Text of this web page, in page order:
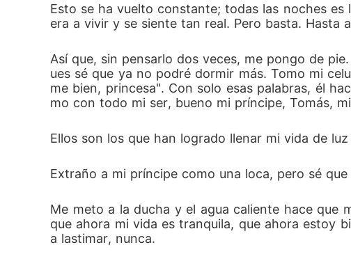
Esto se ha vuelto constante; todas las noches
era a vivir y se siente tan real. Pero basta. Hasta
Así que, sin pensarlo dos veces, me pongo de
ues sé que ya no podré dormir más. Tomo mi
me bien, princesa". Con solo esas palabras, él
mo con todo mi ser, bueno mi príncipe, Tomás,
Ellos son los que han logrado llenar mi vida de
Extraño a mi príncipe como una loca, pero sé
Me meto a la ducha y el agua caliente hace que
que ahora mi vida es tranquila, que ahora estoy
a lastimar, nunca.